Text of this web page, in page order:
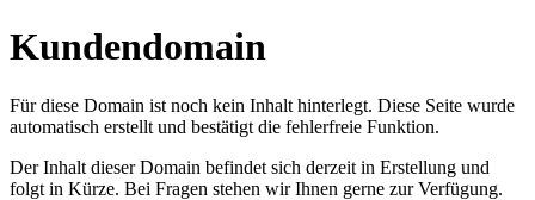
Kundendomain
Für diese Domain ist noch kein Inhalt hinterlegt. Diese Seite wurde
automatisch erstellt und bestätigt die fehlerfreie Funktion.
Der Inhalt dieser Domain befindet sich derzeit in Erstellung und
folgt in Kürze. Bei Fragen stehen wir Ihnen gerne zur Verfügung.